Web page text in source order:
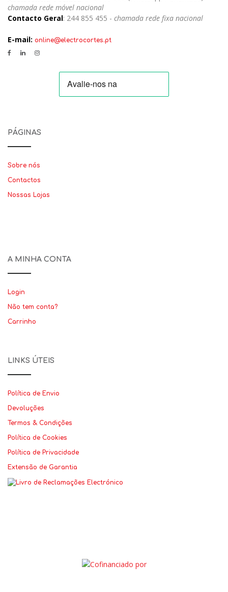
chamada rede móvel nacional
Contacto Geral: 244 855 455 - chamada rede fixa nacional
E-mail: online@electrocortes.pt
PÁGINAS
Sobre nós
Contactos
Nossas Lojas
A MINHA CONTA
Login
Não tem conta?
Carrinho
LINKS ÚTEIS
Política de Envio
Devoluções
Termos & Condições
Política de Cookies
Política de Privacidade
Extensão de Garantia